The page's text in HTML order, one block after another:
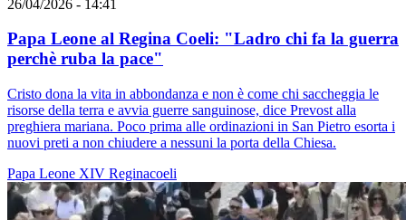
26/04/2026 - 14:41
Papa Leone al Regina Coeli: "Ladro chi fa la guerra
perchè ruba la pace"
Cristo dona la vita in abbondanza e non è come chi saccheggia le
risorse della terra e avvia guerre sanguinose, dice Prevost alla
preghiera mariana. Poco prima alle ordinazioni in San Pietro esorta i
nuovi preti a non chiudere a nessuni la porta della Chiesa.
Papa Leone XIV Reginacoeli